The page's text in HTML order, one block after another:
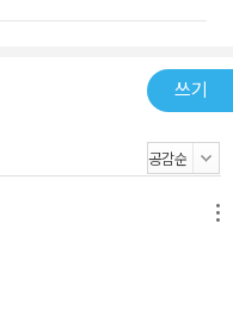
러는 이 신의 특성을 로런에
올라미나’는 여성이고 흑인
를 가진 소수자이자 빈민인이
은 버틀러가 매 작품에서 내
인 남성의 전유물로 여겨지
버틀러 본인의 특성이기
계까지 안고 있는 로런은
며 새로운 공동체를 만든
운 세상을 만드는 주체의
쓰기